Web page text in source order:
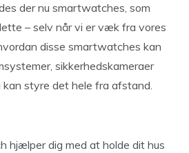
der nu smartwatches, som
– selv når vi er væk fra vores
disse smartwatches kan
sikkerhedskameraer
kan styre det hele fra afstand.
hjælper dig med at holde dit hus